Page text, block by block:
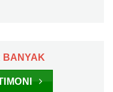
BANYAK